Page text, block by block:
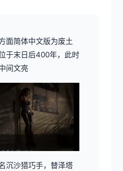
面简体中文版为废土
于末日后400年，此时
间文亮
沉沙猎巧手，替泽塔